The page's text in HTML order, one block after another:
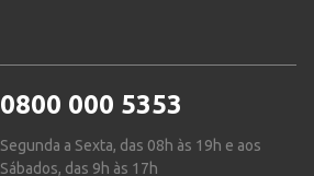
0800 000 5353
Segunda a Sexta, das 08h às 19h e aos
Sábados, das 9h às 17h